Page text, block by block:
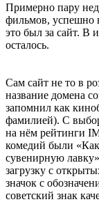
Примерно пару
фильмов, успешно
это был за сайт. В
осталось.
Сам сайт не то в
название домена
запомнил как
фамилией). С
на нём рейтинги
комедий были
сувенирную
загрузку с
значок с
советский знак